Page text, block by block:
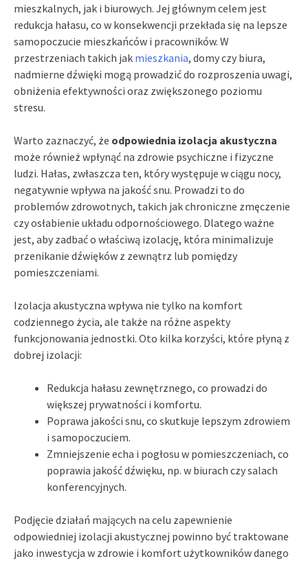
mieszkalnych, jak i biurowych. Jej głównym celem jest
redukcja hałasu, co w konsekwencji przekłada się na lepsze
samopoczucie mieszkańców i pracowników. W
przestrzeniach takich jak mieszkania, domy czy biura,
nadmierne dźwięki mogą prowadzić do rozproszenia uwagi,
obniżenia efektywności oraz zwiększonego poziomu
stresu.
Warto zaznaczyć, że odpowiednia izolacja akustyczna
może również wpłynąć na zdrowie psychiczne i fizyczne
ludzi. Hałas, zwłaszcza ten, który występuje w ciągu nocy,
negatywnie wpływa na jakość snu. Prowadzi to do
problemów zdrowotnych, takich jak chroniczne zmęczenie
czy osłabienie układu odpornościowego. Dlatego ważne
jest, aby zadbać o właściwą izolację, która minimalizuje
przenikanie dźwięków z zewnątrz lub pomiędzy
pomieszczeniami.
Izolacja akustyczna wpływa nie tylko na komfort
codziennego życia, ale także na różne aspekty
funkcjonowania jednostki. Oto kilka korzyści, które płyną z
dobrej izolacji:
Redukcja hałasu zewnętrznego, co prowadzi do
większej prywatności i komfortu.
Poprawa jakości snu, co skutkuje lepszym zdrowiem
i samopoczuciem.
Zmniejszenie echa i pogłosu w pomieszczeniach, co
poprawia jakość dźwięku, np. w biurach czy salach
konferencyjnych.
Podjęcie działań mających na celu zapewnienie
odpowiedniej izolacji akustycznej powinno być traktowane
jako inwestycja w zdrowie i komfort użytkowników danego